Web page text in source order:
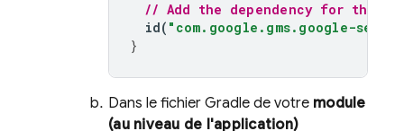
// Add the dependency for the
id( "com.google.gms.google-
}
Dans le fichier Gradle de votre module
(au niveau de l'application)